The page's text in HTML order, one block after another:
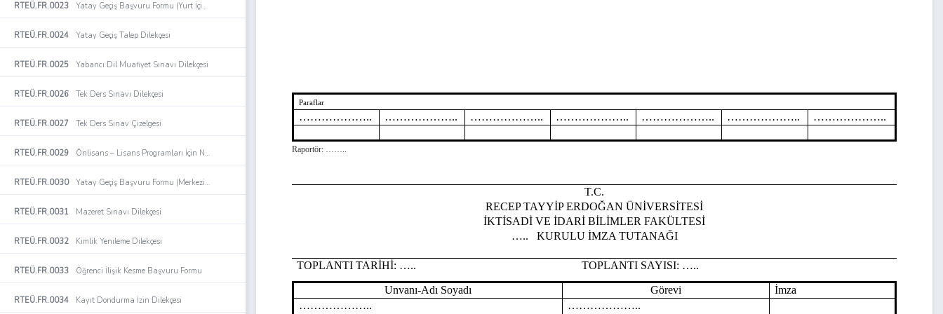
RTEÜ.FR.0023 Yatay Geçiş Başvuru Formu (Yurt İçindeki Üniversitelerden Başvuru Yapacak Önlisans Lisans Programları Öğrencileri İçin)
RTEÜ.FR.0024 Yatay Geçiş Talep Dilekçesi
RTEÜ.FR.0025 Yabancı Dil Muafiyet Sınavı Dilekçesi
RTEÜ.FR.0026 Tek Ders Sınavı Dilekçesi
RTEÜ.FR.0027 Tek Ders Sınav Çizelgesi
RTEÜ.FR.0029 Önlisans – Lisans Programları İçin Not Bildirim/Düzeltme Formu
RTEÜ.FR.0030 Yatay Geçiş Başvuru Formu (Merkezi Yerleştirme Puanıyla –Ek Madde 1)
RTEÜ.FR.0031 Mazeret Sınavı Dilekçesi
RTEÜ.FR.0032 Kimlik Yenileme Dilekçesi
RTEÜ.FR.0033 Öğrenci İlişik Kesme Başvuru Formu
RTEÜ.FR.0034 Kayıt Dondurma İzin Dilekçesi
Paraflar
……………….. ……………….. ……………….. ……………….. ……………….. ……………….. ………………..
Raportör: ……..
T.C.
RECEP TAYYİP ERDOĞAN ÜNİVERSİTESİ
İKTİSADİ VE İDARİ BİLİMLER FAKÜLTESİ
….. KURULU İMZA TUTANAĞI
TOPLANTI TARİHİ: ….. TOPLANTI SAYISI: …..
Unvanı-Adı Soyadı Görevi
İmza
………………..
………………..